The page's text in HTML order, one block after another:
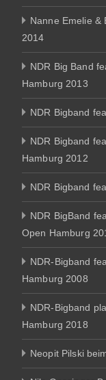
Nanne Emelie &
2014
NDR Big Band
Hamburg 2013
NDR Bigband
NDR Bigband
Hamburg 2012
NDR Bigband
NDR BigBand
Open Hamburg
NDR-Bigband
Hamburg 2008
NDR-Bigband
Hamburg 2018
Neopit Pilski